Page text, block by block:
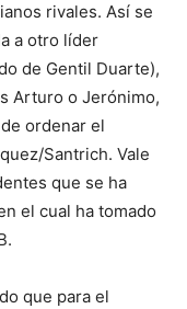
rivales. Así se
a otro líder
de Gentil Duarte),
Arturo o Jerónimo,
ordenar el
Santrich. Vale
que se ha
el cual ha tomado
que para el